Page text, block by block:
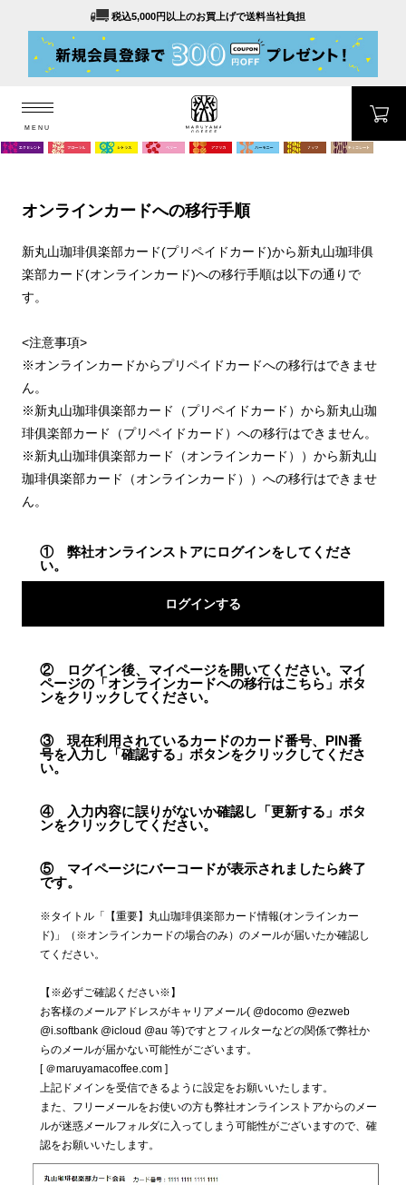
税込5,000円以上のお買上げで送料当社負担
MENU
MENU
オンラインカードへの移行手順
新丸山珈琲俱楽部カード(プリペイドカード)から新丸山珈琲俱
楽部カード(オンラインカード)への移行手順は以下の通りで
す。
<注意事項>
※オンラインカードからプリペイドカードへの移行はできませ
ん。
※新丸山珈琲俱楽部カード（プリペイドカード）から新丸山珈
琲俱楽部カード（プリペイドカード）への移行はできません。
※新丸山珈琲俱楽部カード（オンラインカード））から新丸山
珈琲俱楽部カード（オンラインカード））への移行はできませ
ん。
① 弊社オンラインストアにログインをしてくださ
い。
ログインする
②
ログイン後、マイページを開いてください。マイ
ページの「オンラインカードへの移行はこちら」ボタ
ンをクリックしてください。
③ 現在利用されているカードのカード番号、PIN番
号を入力し「確認する」ボタンをクリックしてくださ
い。
④
入力内容に誤りがないか確認し「更新する」ボタ
ンをクリックしてください。
⑤ マイページにバーコードが表示されましたら終了
です。
※タイトル「【重要】丸山珈琲俱楽部カード情報(オンラインカー
ド)」（※オンラインカードの場合のみ）のメールが届いたか確認し
てください。
【※必ずご確認ください※】
お客様のメールアドレスがキャリアメール( @docomo @ezweb
@i.softbank @icloud @au 等)ですとフィルターなどの関係で弊社か
らのメールが届かない可能性がございます。
[ ＠maruyamacoffee.com ]
上記ドメインを受信できるように設定をお願いいたします。
また、フリーメールをお使いの方も弊社オンラインストアからのメー
ルが迷惑メールフォルダに入ってしまう可能性がございますので、確
認をお願いいたします。